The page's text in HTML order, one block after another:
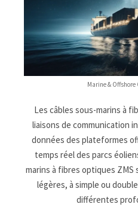
Marine &
Les câbles sous-marins à
liaisons de communication
données des plateformes
temps réel des parcs
marins à fibres optiques
légères, à simple ou
différentes